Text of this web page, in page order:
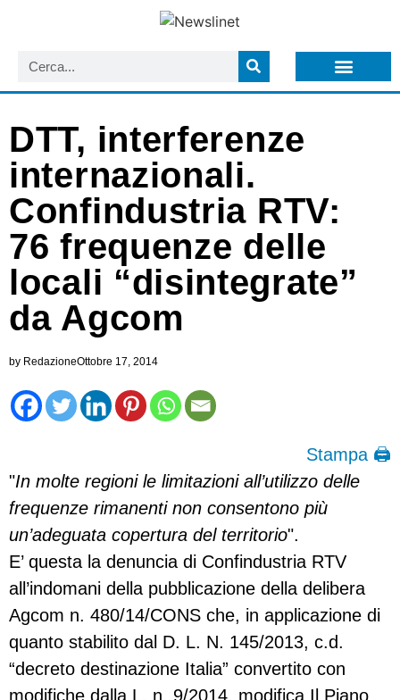
DTT, interferenze
internazionali.
Confindustria RTV:
76 frequenze delle
locali “disintegrate”
da Agcom
by RedazioneOttobre 17, 2014
Stampa 🖨
"In molte regioni le limitazioni all’utilizzo delle
frequenze rimanenti non consentono più
un’adeguata copertura del territorio".
E’ questa la denuncia di Confindustria RTV
all’indomani della pubblicazione della delibera
Agcom n. 480/14/CONS che, in applicazione di
quanto stabilito dal D. L. N. 145/2013, c.d.
“decreto destinazione Italia” convertito con
modifiche dalla L. n. 9/2014, modifica Il Piano